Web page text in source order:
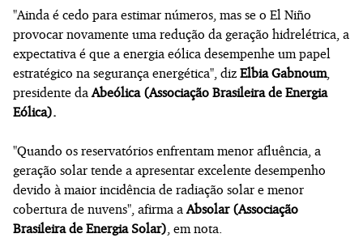
"Ainda é cedo para estimar números, mas se o El Niño
provocar novamente uma redução da geração hidrelétrica, a
expectativa é que a energia eólica desempenhe um papel
estratégico na segurança energética", diz Elbia Gabnoum,
presidente daAbeólica (Associação Brasileira de Energia
Eólica).
"Quando os reservatórios enfrentam menor afluência, a
geração solar tende a apresentar excelente desempenho
devido à maior incidência de radiação solar e menor
cobertura de nuvens", afirma aAbsolar (Associação
Brasileira de Energia Solar), em nota.